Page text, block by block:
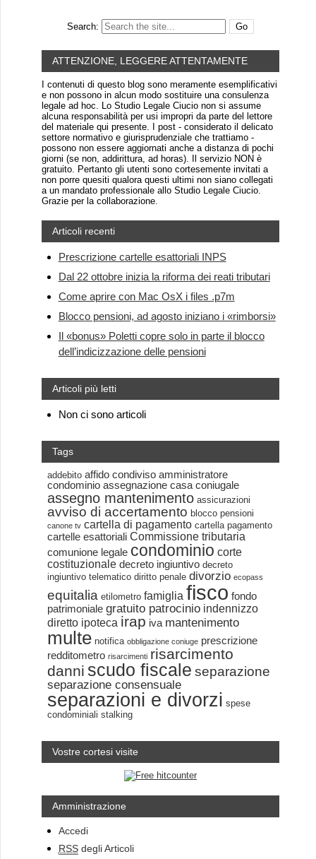
Search:
ATTENZIONE, LEGGERE ATTENTAMENTE
I contenuti di questo blog sono meramente esemplificativi
e non possono in alcun modo sostituire una consulenza
legale ad hoc. Lo Studio Legale Ciucio non si assume
alcuna responsabilità per usi impropri da parte del lettore
del materiale qui presente. I post - considerato il delicato
settore normativo e giurisprudenziale che trattiamo -
possono non essere aggiornati anche a distanza di pochi
giorni (se non, addirittura, ad horas). Il servizio NON è
gratuito. Pertanto gli utenti sono cortesemente invitati a
non porre quesiti qualora questi ultimi non siano collegati
a un mandato professionale allo Studio Legale Ciucio.
Grazie per la collaborazione.
Articoli recenti
Prescrizione cartelle esattoriali INPS
Dal 22 ottobre inizia la riforma dei reati tributari
Come aprire con Mac OsX i files .p7m
Blocco pensioni, ad agosto iniziano i «rimborsi»
Il «bonus» Poletti copre solo in parte il blocco
dell’indicizzazione delle pensioni
Articoli più letti
Non ci sono articoli
Tags
addebito affido condiviso amministratore
condominio assegnazione casa coniugale
assegno mantenimento assicurazioni
avviso di accertamento blocco pensioni
canone tv cartella di pagamento cartella pagamento
cartelle esattoriali Commissione tributaria
comunione legale condominio corte
costituzionale decreto ingiuntivo decreto
ingiuntivo telematico diritto penale divorzio ecopass
equitalia etilometro famiglia fisco fondo
patrimoniale gratuito patrocinio indennizzo
diretto ipoteca irap iva mantenimento
multe notifica obbligazione coniuge prescrizione
redditometro risarcimenti risarcimento
danni scudo fiscale separazione
separazione consensuale
separazioni e divorzi spese
condominiali stalking
Vostre cortesi visite
Amministrazione
Accedi
RSSdegli Articoli